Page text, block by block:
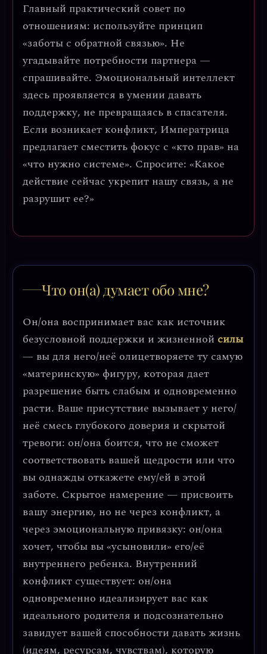
Главный практический совет по
отношениям: используйте принцип
«заботы с обратной связью». Не
угадывайте потребности партнера —
спрашивайте. Эмоциональный интеллект
здесь проявляется в умении давать
поддержку, не превращаясь в спасателя.
Если возникает конфликт, Императрица
предлагает сместить фокус с «кто прав» на
«что нужно системе». Спросите: «Какое
действие сейчас укрепит нашу связь, а не
разрушит ее?»
Что он(а) думает обо мне?
Он/она воспринимает вас как источник
безусловной поддержки и жизненной силы
— вы для него/неё олицетворяете ту самую
«материнскую» фигуру, которая дает
разрешение быть слабым и одновременно
расти. Ваше присутствие вызывает у него/
неё смесь глубокого доверия и скрытой
тревоги: он/она боится, что не сможет
соответствовать вашей щедрости или что
вы однажды откажете ему/ей в этой
заботе. Скрытое намерение — присвоить
вашу энергию, но не через конфликт, а
через эмоциональную привязку: он/она
хочет, чтобы вы «усыновили» его/её
внутреннего ребенка. Внутренний
конфликт существует: он/она
одновременно идеализирует вас как
идеального родителя и подсознательно
завидует вашей способности давать жизнь
(идеям, ресурсам, чувствам), которую